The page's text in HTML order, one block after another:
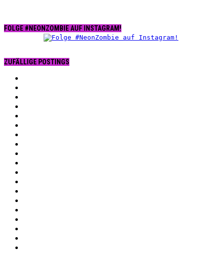
FOLGE #NEONZOMBIE AUF INSTAGRAM!
ZUFÄLLIGE POSTINGS